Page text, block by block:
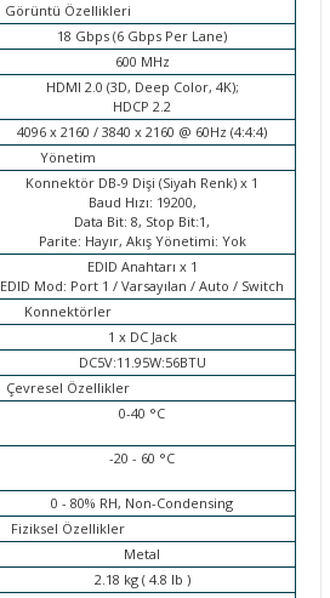
Görüntü Özellikleri
18 Gbps (6 Gbps Per Lane)
600 MHz
HDMI 2.0 (3D, Deep Color, 4K);
HDCP 2.2
4096 x 2160 / 3840 x 2160 @ 60Hz (4:4:4)
Yönetim
Konnektör DB-9 Dişi (Siyah Renk) x 1
Baud Hızı: 19200,
Data Bit: 8, Stop Bit:1,
Parite: Hayır, Akış Yönetimi: Yok
EDID Anahtarı x 1
EDID Mod: Port 1 / Varsayılan / Auto / Switch
Konnektörler
1 x DC Jack
DC5V:11.95W:56BTU
Çevresel Özellikler
0-40 °C
-20 - 60 °C
0 - 80% RH, Non-Condensing
Fiziksel Özellikler
Metal
2.18 kg ( 4.8 lb )